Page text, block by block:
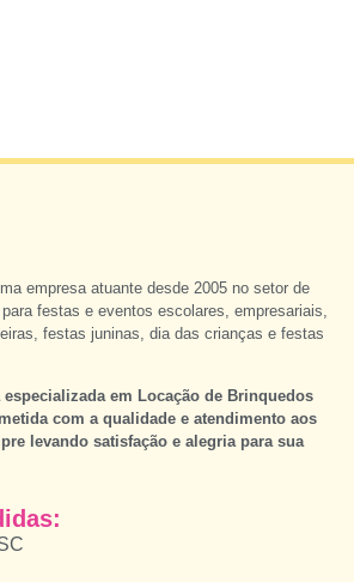
empresa atuante desde 2005 no setor de
festas e eventos escolares, empresariais,
festas juninas, dia das crianças e festas
em Locação de Brinquedos
com a qualidade e atendimento aos
levando satisfação e alegria para sua